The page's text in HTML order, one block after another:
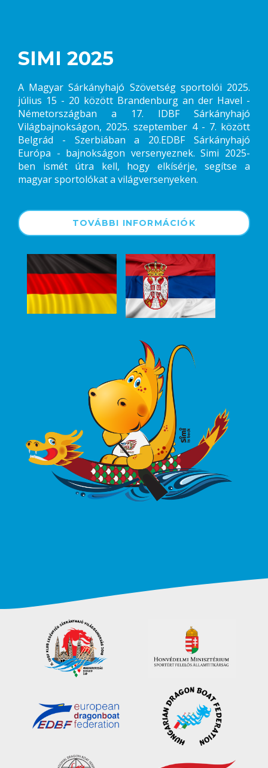
SIMI 2025
A Magyar Sárkányhajó Szövetség sportolói 2025.
július 15 - 20 között Brandenburg an der Havel -
Németországban a 17. IDBF Sárkányhajó
Világbajnokságon, 2025. szeptember 4 - 7. között
Belgrád - Szerbiában a 20.EDBF Sárkányhajó
Európa - bajnokságon versenyeznek. Simi 2025-
ben ismét útra kell, hogy elkísérje, segítse a
magyar sportolókat a világversenyeken.
TOVÁBBI INFORMÁCIÓK